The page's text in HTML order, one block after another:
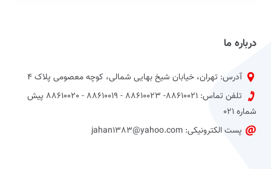
درباره ما
آدرس: تهران، خیابان شیخ بهایی شمالی، کوچه معصومی پلاک 4
تلفن تماس: 88610021- 88610023 - 88610019 - 88610020 پیش
شماره 021
پست الکترونیکی: jahan1383@yahoo.com